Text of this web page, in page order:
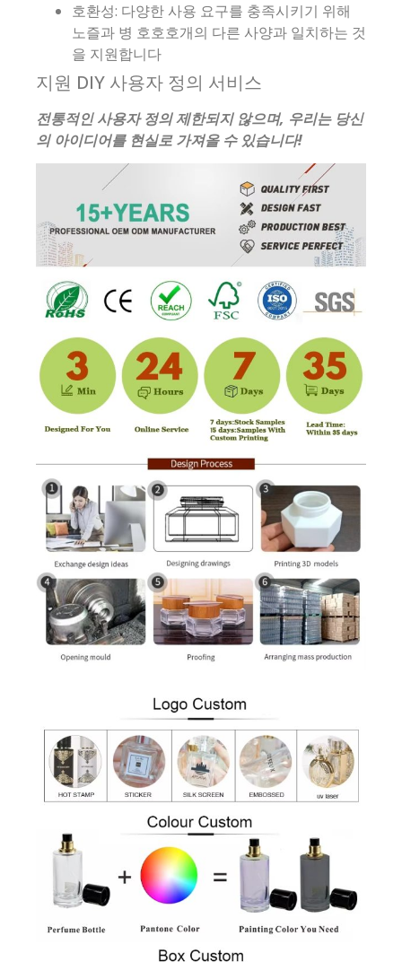
호환성: 다양한 사용 요구를 충족시키기 위해
노즐과 병 호호호개의 다른 사양과 일치하는 것
을 지원합니다
지원 DIY 사용자 정의 서비스
전통적인 사용자 정의 제한되지 않으며, 우리는 당신
의 아이디어를 현실로 가져올 수 있습니다!